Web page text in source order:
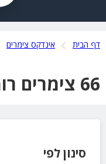
דף הבית אינדקס צימרים
66 צימרים רומנטיים בגליל עליון
סינון לפי